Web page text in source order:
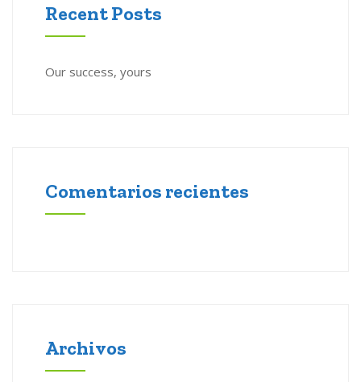
Recent Posts
Our success, yours
Comentarios recientes
Archivos